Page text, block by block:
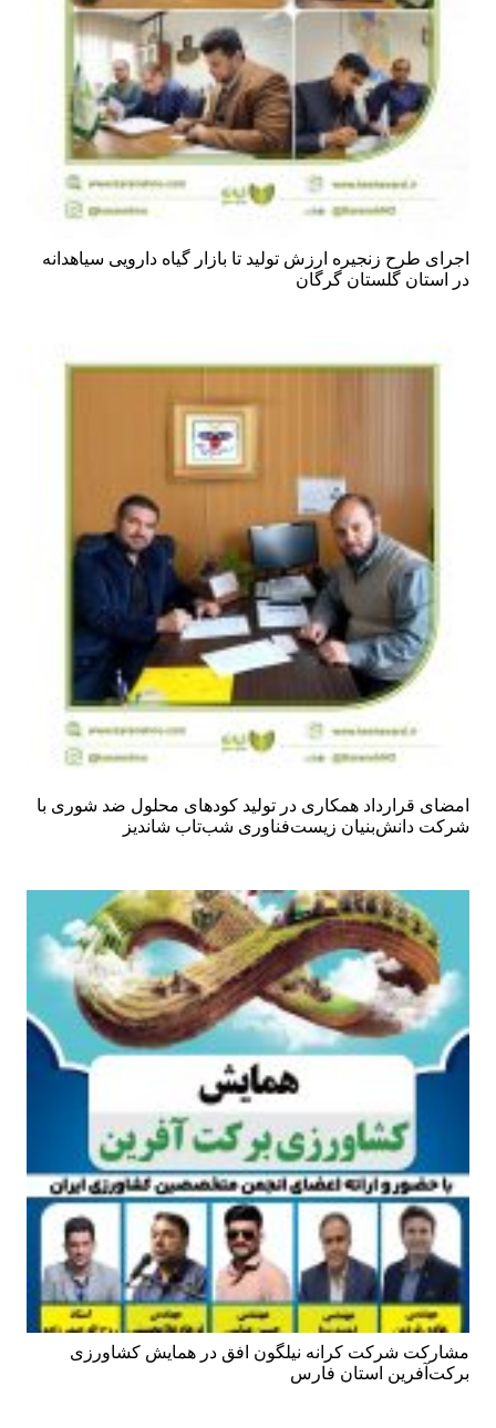
اجرای طرح زنجیره ارزش تولید تا بازار گیاه دارویی سیاهدانه
در استان گلستان گرگان
امضای قرارداد همکاری در تولید کودهای محلول ضد شوری با
شرکت دانش‌بنیان زیست‌فناوری شب‌تاب شاندیز
مشارکت شرکت کرانه نیلگون افق در همایش کشاورزی
برکت‌آفرین استان فارس